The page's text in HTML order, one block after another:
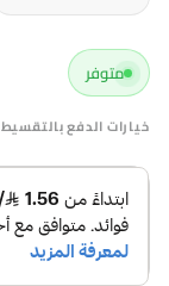
متوفر
خيارات الدفع بالتقسيط